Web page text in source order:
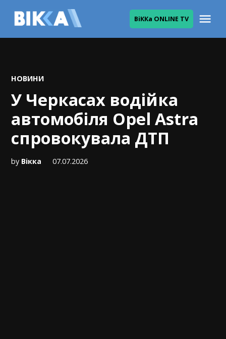
ВіККа ONLINE TV
POSTED
НОВИНИ
У Черкасах водійка
автомобіля Opel Astra
спровокувала ДТП
by Вікка 07.07.2026